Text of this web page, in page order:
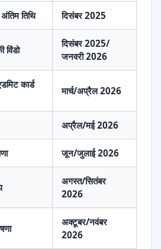
अंतिम तिथि दिसंबर 2025
दिसंबर 2025/
जनवरी 2026
कार्ड
मार्च/अप्रैल 2026
अप्रैल/मई 2026
जून/जुलाई 2026
अगस्त/सितंबर
2026
अक्टूबर/नवंबर
2026